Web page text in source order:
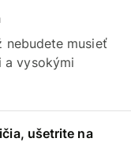
nebudete musieť
a vysokými
ušetrite na